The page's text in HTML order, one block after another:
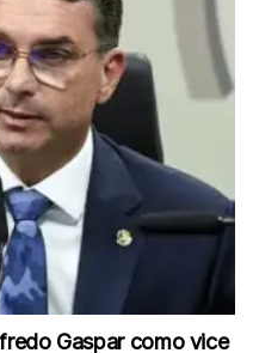
Gaspar como vice